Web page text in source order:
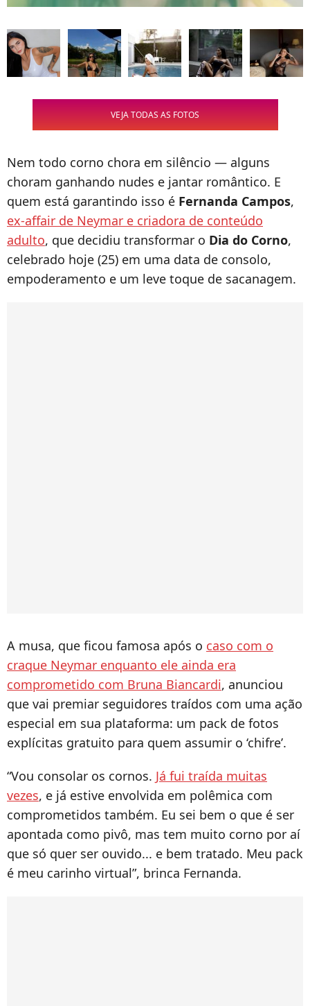
VEJA TODAS AS FOTOS
Nem todo corno chora em silêncio — alguns
choram ganhando nudes e jantar romântico. E
quem está garantindo isso é Fernanda Campos,
ex-affair de Neymar e criadora de conteúdo
adulto, que decidiu transformar o Dia do Corno,
celebrado hoje (25) em uma data de consolo,
empoderamento e um leve toque de sacanagem.
A musa, que ficou famosa após o caso com o
craque Neymar enquanto ele ainda era
comprometido com Bruna Biancardi, anunciou
que vai premiar seguidores traídos com uma ação
especial em sua plataforma: um pack de fotos
explícitas gratuito para quem assumir o ‘chifre’.
“Vou consolar os cornos. Já fui traída muitas
vezes, e já estive envolvida em polêmica com
comprometidos também. Eu sei bem o que é ser
apontada como pivô, mas tem muito corno por aí
que só quer ser ouvido... e bem tratado. Meu pack
é meu carinho virtual”, brinca Fernanda.